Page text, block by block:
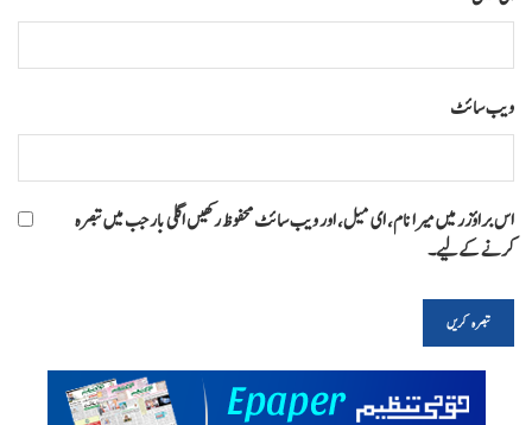
ویب‌ سائٹ
اس براؤزر میں میرا نام، ای میل، اور ویب سائٹ محفوظ رکھیں اگلی بار جب میں تبصرہ
کرنے کےلیے۔